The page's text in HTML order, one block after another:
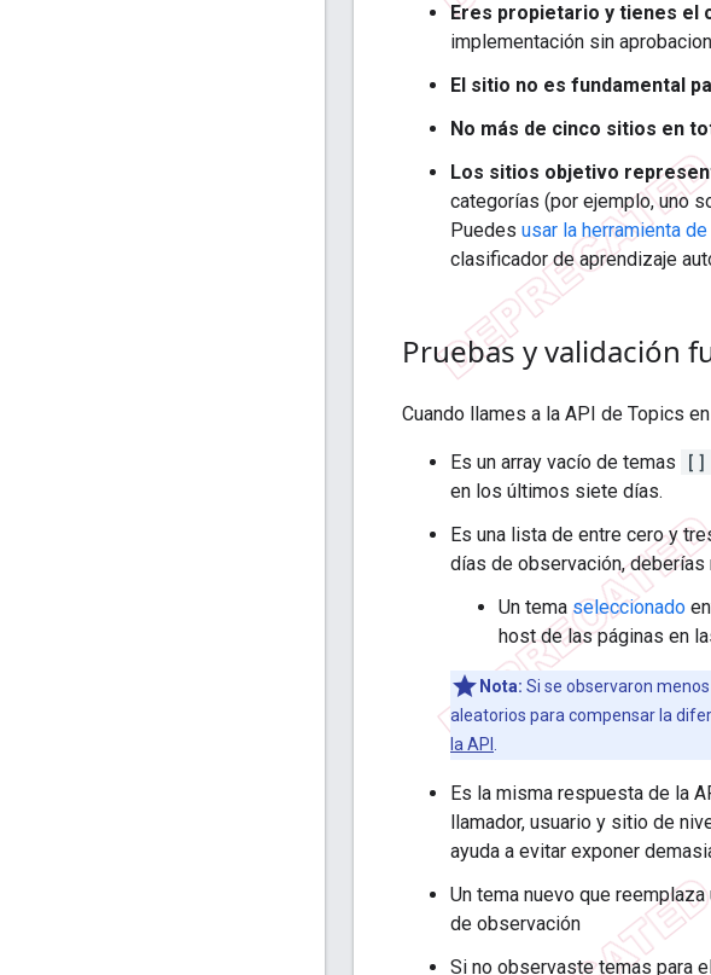
Eres propietario y tienes el
implementación sin
El sitio no es fundamental
No más de cinco sitios en
Los sitios objetivo
categorías (por ejemplo, uno
Puedes usar la herramienta
clasificador de aprendizaje
Pruebas y validación
Cuando llames a la API de Topics
Es un array vacío de temas []
en los últimos siete días.
Es una lista de entre cero y
días de observación,
Un tema seleccionado
host de las páginas en
Nota: Si se observaron
aleatorios para compensar la
la API .
Es la misma respuesta de la
llamador, usuario y sitio de
ayuda a evitar exponer
Un tema nuevo que
de observación
Si no observaste temas para